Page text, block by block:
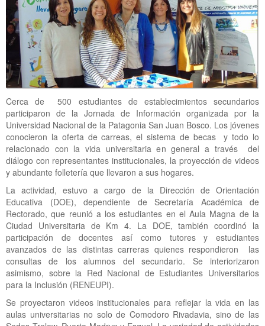
Cerca de 500 estudiantes de establecimientos secundarios
participaron de la Jornada de Información organizada por la
Universidad Nacional de la Patagonia San Juan Bosco. Los jóvenes
conocieron la oferta de carreas, el sistema de becas y todo lo
relacionado con la vida universitaria en general a través del
diálogo con representantes institucionales, la proyección de videos
y abundante folletería que llevaron a sus hogares.
La actividad, estuvo a cargo de la Dirección de Orientación
Educativa (DOE), dependiente de Secretaría Académica de
Rectorado, que reunió a los estudiantes en el Aula Magna de la
Ciudad Universitaria de Km 4. La DOE, también coordinó la
participación de docentes así como tutores y estudiantes
avanzados de las distintas carreras quienes respondieron las
consultas de los alumnos del secundario. Se interiorizaron
asimismo, sobre la Red Nacional de Estudiantes Universitarios
para la Inclusión (RENEUPI).
Se proyectaron videos institucionales para reflejar la vida en las
aulas universitarias no solo de Comodoro Rivadavia, sino de las